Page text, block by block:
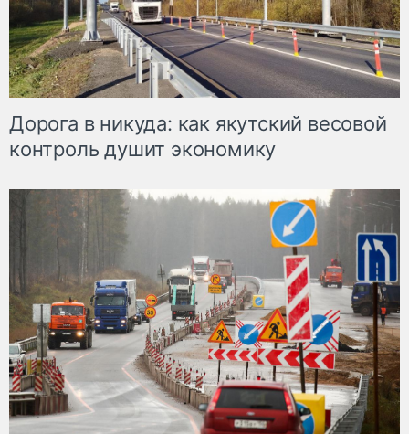
Дорога в никуда: как якутский весовой
контроль душит экономику